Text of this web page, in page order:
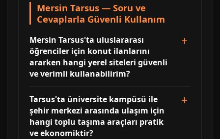
Mersin Tarsus — Soru ve
Cevaplarla Güvenli Kullanım
Mersin Tarsus'ta uluslararası
öğrenciler için konut ilanlarını
ararken hangi yerel siteleri güvenli
ve verimli kullanabilirim?
Tarsus'ta üniversite kampüsü ile
şehir merkezi arasında ulaşım için
hangi toplu taşıma araçları pratik
ve ekonomiktir?